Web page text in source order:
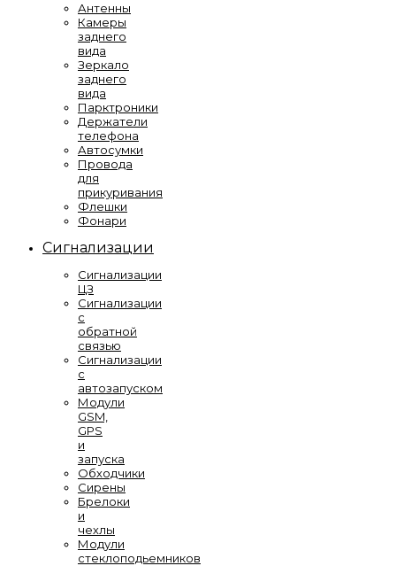
Антенны
Камеры
заднего
вида
Зеркало
заднего
вида
Парктроники
Держатели
телефона
Автосумки
Провода
для
прикуривания
Флешки
Фонари
Сигнализации
Сигнализации
ЦЗ
Сигнализации
с
обратной
связью
Сигнализации
с
автозапуском
Модули
GSM,
GPS
и
запуска
Обходчики
Сирены
Брелоки
и
чехлы
Модули
стеклоподьемников